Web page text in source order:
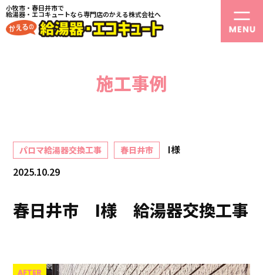
小牧市・春日井市で
給湯器・エコキュートなら専門店のかえる株式会社へ
施工事例
パロマ給湯器交換工事 春日井市
I様
2025.10.29
春日井市 I様 給湯器交換工事